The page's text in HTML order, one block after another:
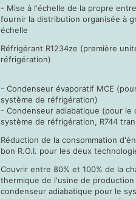
- Mise à l'échelle de la propre
fournir la distribution organisée à
échelle
Réfrigérant R1234ze (première
réfrigération)
- Condenseur évaporatif MCE
système de réfrigération)
- Condenseur adiabatique (pour le
système de réfrigération, R744
Réduction de la consommation
bon R.O.I. pour les deux
Couvrir entre 80% et 100% de la
thermique de l'usine de production
condenseur adiabatique pour le